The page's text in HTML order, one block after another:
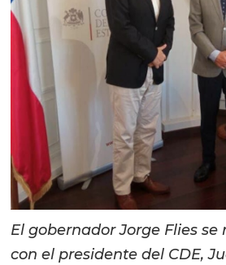
situación de
El gobernador Jorge Flies se
con el presidente del CDE,